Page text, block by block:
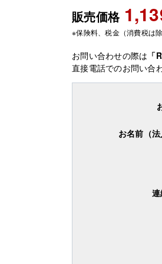
販売価格
※保険料、税金（消費税は
お問い合わせの際は 「
直接電話でのお問い合
お名前（法